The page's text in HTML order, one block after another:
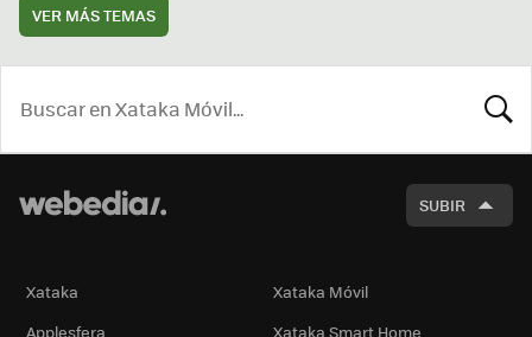
VER MÁS TEMAS
SUBIR
Xataka
Xataka Móvil
Applesfera
Xataka Smart Home